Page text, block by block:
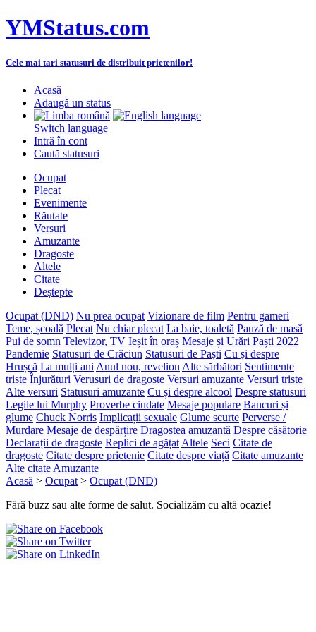
YMStatus.com
Cele mai tari statusuri de distribuit prietenilor!
Acasă
Adaugă un status
Switch language
Intră în cont
Caută statusuri
Ocupat
Plecat
Evenimente
Răutate
Versuri
Amuzante
Dragoste
Altele
Citate
Deștepte
Ocupat (DND) Nu prea ocupat Vizionare de film Pentru gameri
Teme, școală Plecat Nu chiar plecat La baie, toaletă Pauză de masă
Pui de somn Televizor, TV Ieșit în oraș Mesaje și Urări Paști 2022
Pandemie Statusuri de Crăciun Statusuri de Paști Cu și despre
Hrușcă La mulți ani Anul nou, revelion Alte sărbători Sentimente
triste Înjurături Verusuri de dragoste Versuri amuzante Versuri triste
Alte versuri Statusuri amuzante Cu și despre alcool Despre statusuri
Legile lui Murphy Proverbe ciudate Mesaje populare Bancuri și
glume Chuck Norris Implicații sexuale Glume scurte Perverse /
Murdare Mesaje de despărțire Dragostea amuzantă Despre căsătorie
Declarații de dragoste Replici de agățat Altele Seci Citate de
dragoste Citate despre prietenie Citate despre viață Citate amuzante
Alte citate Amuzante
Acasă > Ocupat > Ocupat (DND)
Fără buzz sau alte forme de salut. Socializăm cu altă ocazie!